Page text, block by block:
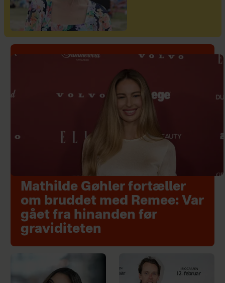
Mathilde Gøhler fortæller
om bruddet med Remee: Var
gået fra hinanden før
graviditeten